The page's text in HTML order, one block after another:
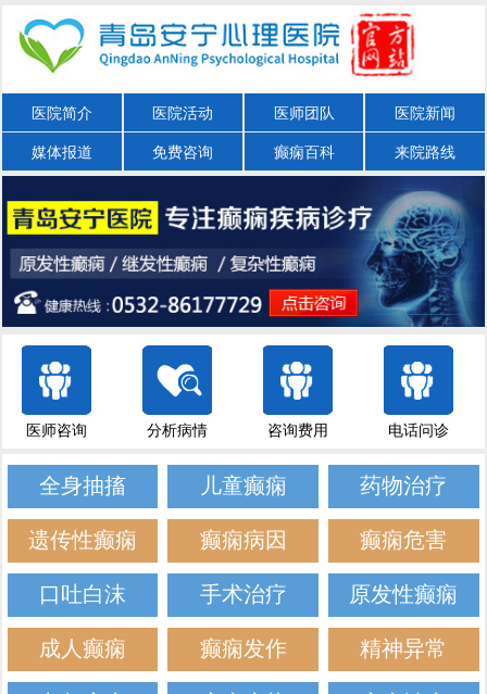
医院简介 医院活动 医师团队 医院新闻
媒体报道 免费咨询 癫痫百科 来院路线
医师咨询 分析病情 咨询费用 电话问诊
全身抽搐 儿童癫痫 药物治疗
遗传性癫痫 癫痫病因 癫痫危害
口吐白沫 手术治疗 原发性癫痫
成人癫痫 癫痫发作 精神异常